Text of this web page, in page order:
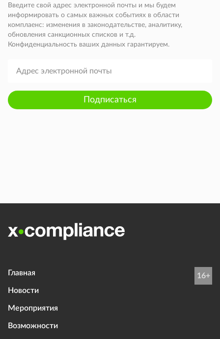
Введите свой адрес электронной почты и мы будем
информировать о самых важных событиях в области
комплаенс: изменения в законодательстве, аналитику,
обновления санкционных списков и т.д.
Конфиденциальность ваших данных гарантируем.
Подписаться
Главная
Новости
Мероприятия
Возможности
16+